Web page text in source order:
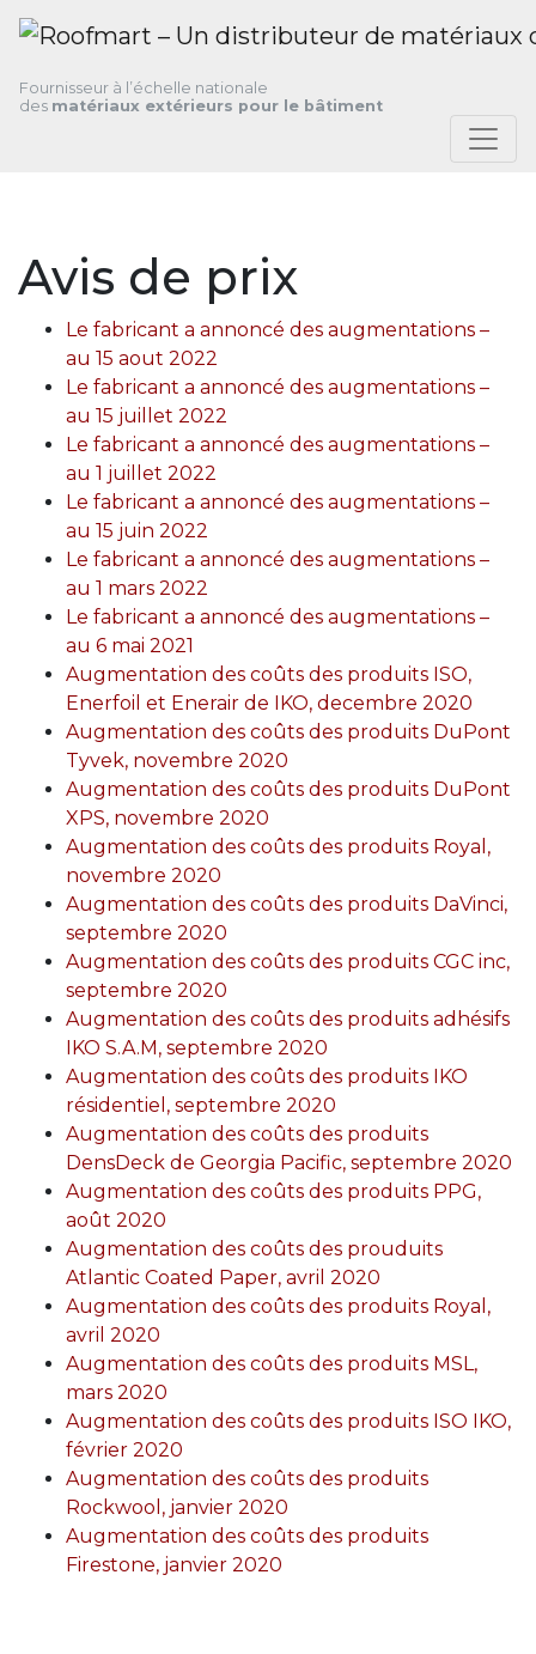
to
navigation
to
content
to
Fournisseur à l’échelle nationale
des matériaux extérieurs pour le bâtiment
Avis de prix
Le fabricant a annoncé des augmentations –
au 15 aout 2022
Le fabricant a annoncé des augmentations –
au 15 juillet 2022
Le fabricant a annoncé des augmentations –
au 1 juillet 2022
Le fabricant a annoncé des augmentations –
au 15 juin 2022
Le fabricant a annoncé des augmentations –
au 1 mars 2022
Le fabricant a annoncé des augmentations –
au 6 mai 2021
Augmentation des coûts des produits ISO,
Enerfoil et Enerair de IKO, decembre 2020
Augmentation des coûts des produits DuPont
Tyvek, novembre 2020
Augmentation des coûts des produits DuPont
XPS, novembre 2020
Augmentation des coûts des produits Royal,
novembre 2020
Augmentation des coûts des produits DaVinci,
septembre 2020
Augmentation des coûts des produits CGC inc,
septembre 2020
Augmentation des coûts des produits adhésifs
IKO S.A.M, septembre 2020
Augmentation des coûts des produits IKO
résidentiel, septembre 2020
Augmentation des coûts des produits
DensDeck de Georgia Pacific, septembre 2020
Augmentation des coûts des produits PPG,
août 2020
Augmentation des coûts des prouduits
Atlantic Coated Paper, avril 2020
Augmentation des coûts des produits Royal,
avril 2020
Augmentation des coûts des produits MSL,
mars 2020
Augmentation des coûts des produits ISO IKO,
février 2020
Augmentation des coûts des produits
Rockwool, janvier 2020
Augmentation des coûts des produits
Firestone, janvier 2020